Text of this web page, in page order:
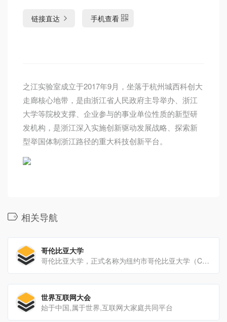
链接直达 手机查看
之江实验室成立于2017年9月，坐落于杭州城西科创大
走廊核心地带，是由浙江省人民政府主导举办、浙江
大学等院校支撑、企业参与的事业单位性质的新型研
发机构，是浙江深入实施创新驱动发展战略、探索新
型举国体制浙江路径的重大科技创新平台。
相关导航
哥伦比亚大学
哥伦比亚大学，正式名称为纽约市哥伦比亚大学（Columbia University in the City of New York），坐落于美国纽约曼哈顿上城区晨边高地，简称哥大，一所私立研究型大学、美国大学协...
世界互联网大会
始于中国,属于世界,互联网大家庭共同平台